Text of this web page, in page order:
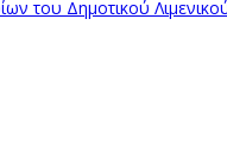
του Δημοτικού